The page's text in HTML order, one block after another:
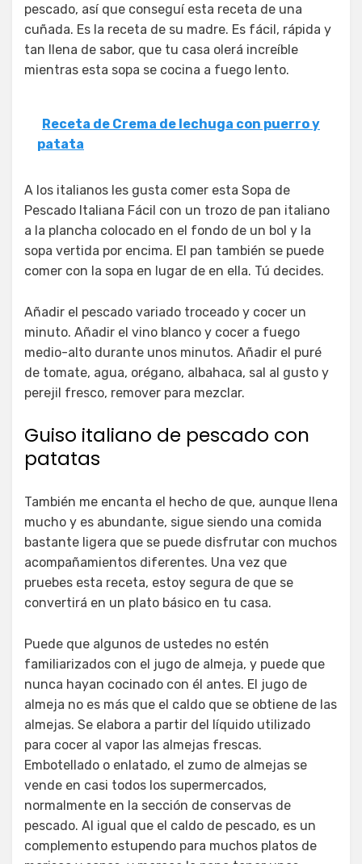
pescado, así que conseguí esta receta de una
cuñada. Es la receta de su madre. Es fácil, rápida y
tan llena de sabor, que tu casa olerá increíble
mientras esta sopa se cocina a fuego lento.
Receta de Crema de lechuga con puerro y
patata
A los italianos les gusta comer esta Sopa de
Pescado Italiana Fácil con un trozo de pan italiano
a la plancha colocado en el fondo de un bol y la
sopa vertida por encima. El pan también se puede
comer con la sopa en lugar de en ella. Tú decides.
Añadir el pescado variado troceado y cocer un
minuto. Añadir el vino blanco y cocer a fuego
medio-alto durante unos minutos. Añadir el puré
de tomate, agua, orégano, albahaca, sal al gusto y
perejil fresco, remover para mezclar.
Guiso italiano de pescado con
patatas
También me encanta el hecho de que, aunque llena
mucho y es abundante, sigue siendo una comida
bastante ligera que se puede disfrutar con muchos
acompañamientos diferentes. Una vez que
pruebes esta receta, estoy segura de que se
convertirá en un plato básico en tu casa.
Puede que algunos de ustedes no estén
familiarizados con el jugo de almeja, y puede que
nunca hayan cocinado con él antes. El jugo de
almeja no es más que el caldo que se obtiene de las
almejas. Se elabora a partir del líquido utilizado
para cocer al vapor las almejas frescas.
Embotellado o enlatado, el zumo de almejas se
vende en casi todos los supermercados,
normalmente en la sección de conservas de
pescado. Al igual que el caldo de pescado, es un
complemento estupendo para muchos platos de